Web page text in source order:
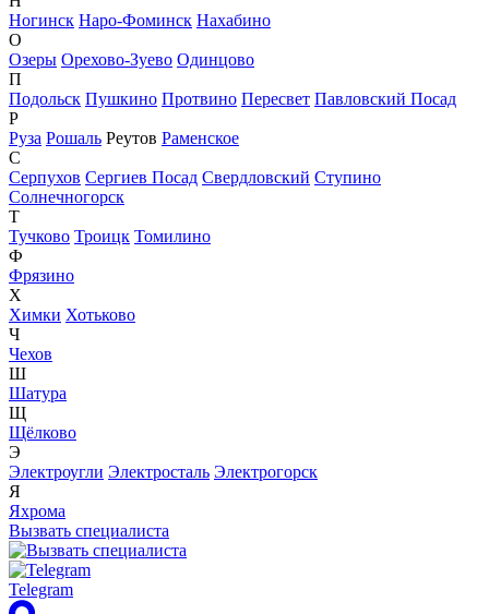
Ногинск Наро-Фоминск Нахабино
О
Озеры Орехово-Зуево Одинцово
П
Подольск Пушкино Протвино Пересвет Павловский Посад
Р
Руза Рошаль Реутов Раменское
С
Серпухов Сергиев Посад Свердловский Ступино
Солнечногорск
Т
Тучково Троицк Томилино
Ф
Фрязино
Х
Химки Хотьково
Ч
Чехов
Ш
Шатура
Щ
Щёлково
Э
Электроугли Электросталь Электрогорск
Я
Яхрома
Вызвать специалиста
Telegram